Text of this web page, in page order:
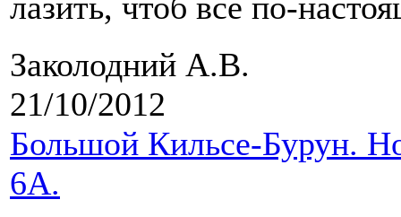
Заколодний А.В.
21/10/2012
Большой Кильсе-Бурун.
6А.